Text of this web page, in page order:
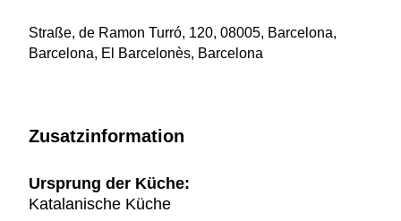
Straße, de Ramon Turró, 120, 08005, Barcelona,
Barcelona, El Barcelonès, Barcelona
Zusatzinformation
Ursprung der Küche:
Katalanische Küche